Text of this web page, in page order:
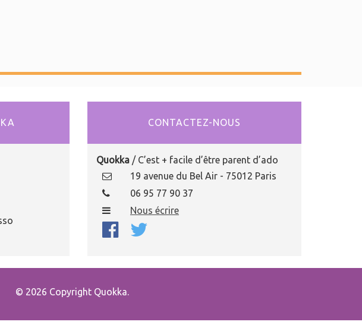
CONTACTEZ-NOUS
Quokka / C’est + facile d’être parent d’ado
19 avenue du Bel Air - 75012 Paris
06 95 77 90 37
Nous écrire
© 2026 Copyright Quokka.